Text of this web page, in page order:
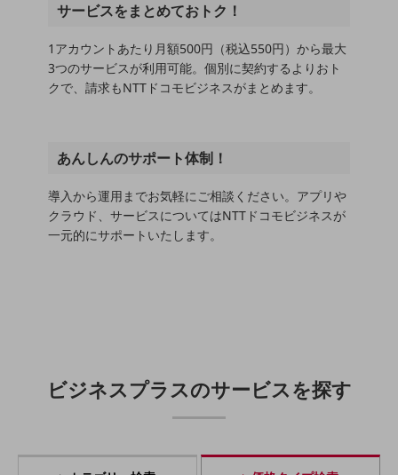
コミュニケーション・情報共有
マーケティング
業務効率化
職場環境整備
地域共創・地方創生
セキュリティ対策
業種・業態で探すTOP
一次産業
サービスをまとめておトク！
1アカウントあたり月額500円（税込550円）から最大
3つのサービスが利用可能。個別に契約するよりおト
クで、請求もNTTドコモビジネスがまとめます。
あんしんのサポート体制！
導入から運用までお気軽にご相談ください。アプリや
クラウド、サービスについてはNTTドコモビジネスが
一元的にサポートいたします。
ビジネスプラスのサービスを探す